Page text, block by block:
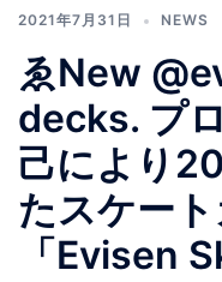
2021年7月31日 NEWS
ゑNew
decks. プ
己により
たスケー
「Evisen